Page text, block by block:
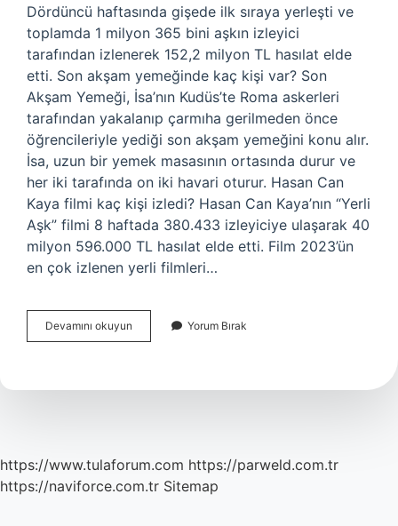
Dördüncü haftasında gişede ilk sıraya yerleşti ve
toplamda 1 milyon 365 bini aşkın izleyici
tarafından izlenerek 152,2 milyon TL hasılat elde
etti. Son akşam yemeğinde kaç kişi var? Son
Akşam Yemeği, İsa’nın Kudüs’te Roma askerleri
tarafından yakalanıp çarmıha gerilmeden önce
öğrencileriyle yediği son akşam yemeğini konu alır.
İsa, uzun bir yemek masasının ortasında durur ve
her iki tarafında on iki havari oturur. Hasan Can
Kaya filmi kaç kişi izledi? Hasan Can Kaya’nın “Yerli
Aşk” filmi 8 haftada 380.433 izleyiciye ulaşarak 40
milyon 596.000 TL hasılat elde etti. Film 2023’ün
en çok izlenen yerli filmleri…
Devamını okuyun
Akşam
Kaç
Yorum Bırak
https://www.tulaforum.com https://parweld.com.tr
https://naviforce.com.tr Sitemap